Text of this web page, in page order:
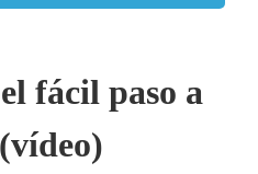
fácil paso a